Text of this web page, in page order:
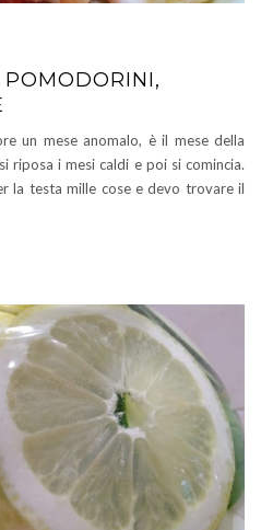
POMODORINI,
un mese anomalo, è il mese della
riposa i mesi caldi e poi si comincia.
la testa mille cose e devo trovare il